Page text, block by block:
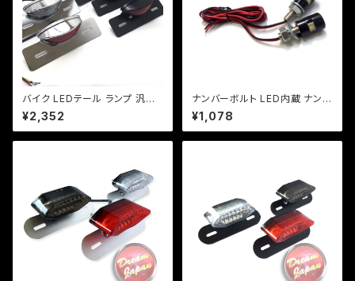
バイク LEDテール ランプ 汎用
ナンバー灯付 ミニタイプ 【ブラッ
ク】カスタム テール エイプ モン
キー SR マグナ FTR 【レンジ
¥2,352
ナンバーボルト LED内蔵 ナンバ
ー灯/2個セット【ブラック】 ＬＥＤ
爆光/1W/車検/原付/ネイキッド/
アメリカン/汎用/【クリックポスト
¥1,078